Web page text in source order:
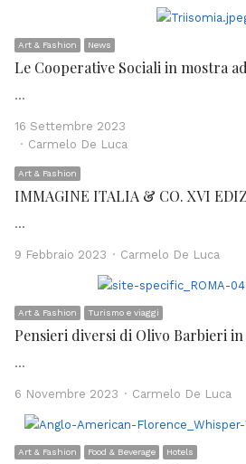
Art & Fashion News
Le Cooperative Sociali in mostra
…
16 Settembre 2023
Author
Carmelo De Luca
Art & Fashion
IMMAGINE ITALIA & CO. XVI
…
9 Febbraio 2023 Author
Carmelo De Luca
Art & Fashion Turismo e viaggi
Pensieri diversi di Olivo Barbieri
…
6 Novembre 2023 Author
Carmelo De Luca
Art & Fashion Food & Beverage Hotels